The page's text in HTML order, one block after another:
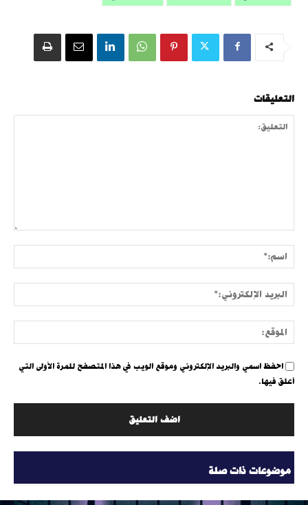
التعليقات
احفظ اسمي والبريد الإلكتروني وموقع الويب في هذا المتصفح للمرة الأولى التي
أعلق فيها.
موضوعات ذات صلة